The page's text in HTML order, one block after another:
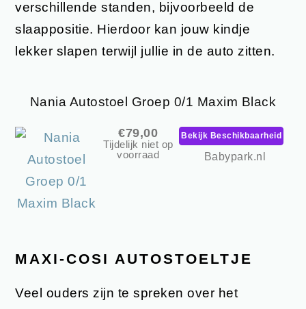
verschillende standen, bijvoorbeeld de
slaappositie. Hierdoor kan jouw kindje
lekker slapen terwijl jullie in de auto zitten.
Nania Autostoel Groep 0/1 Maxim Black
€79,00
Tijdelijk niet op
voorraad
Bekijk Beschikbaarheid
Babypark.nl
MAXI-COSI AUTOSTOELTJE
Veel ouders zijn te spreken over het